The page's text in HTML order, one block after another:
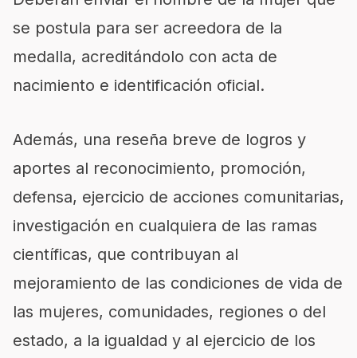
se postula para ser acreedora de la
medalla, acreditándolo con acta de
nacimiento e identificación oficial.
Además, una reseña breve de logros y
aportes al reconocimiento, promoción,
defensa, ejercicio de acciones comunitarias,
investigación en cualquiera de las ramas
científicas, que contribuyan al
mejoramiento de las condiciones de vida de
las mujeres, comunidades, regiones o del
estado, a la igualdad y al ejercicio de los